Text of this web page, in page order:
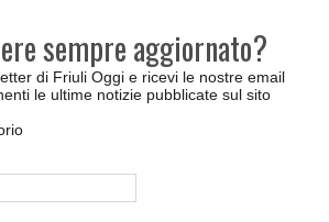
sempre aggiornato?
di Friuli Oggi e ricevi le nostre email
le ultime notizie pubblicate sul sito